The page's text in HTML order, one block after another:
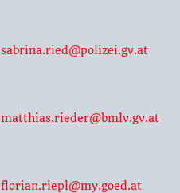
sabrina.ried@polizei.gv.at
matthias.rieder@bmlv.gv.at
florian.riepl@my.goed.at